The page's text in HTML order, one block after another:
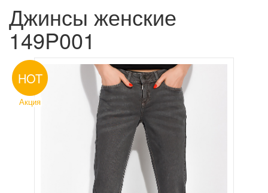
Джинсы женские
149P001
HOT
Акция